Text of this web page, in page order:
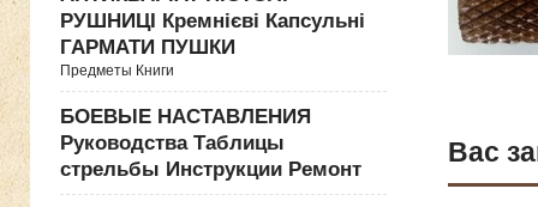
РУШНИЦІ Кремнієві Капсульні
ГАРМАТИ ПУШКИ
Предметы Книги
БОЕВЫЕ НАСТАВЛЕНИЯ
Руководства Таблицы
стрельбы Инструкции Ремонт
Вас